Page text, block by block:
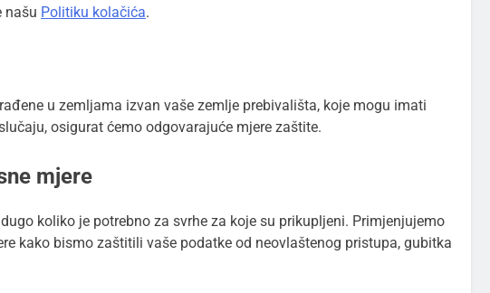
našu Politiku kolačića.
u zemljama izvan vaše zemlje prebivališta, koje mogu imati
osigurat ćemo odgovarajuće mjere zaštite.
mjere
koliko je potrebno za svrhe za koje su prikupljeni. Primjenjujemo
kako bismo zaštitili vaše podatke od neovlaštenog pristupa, gubitka